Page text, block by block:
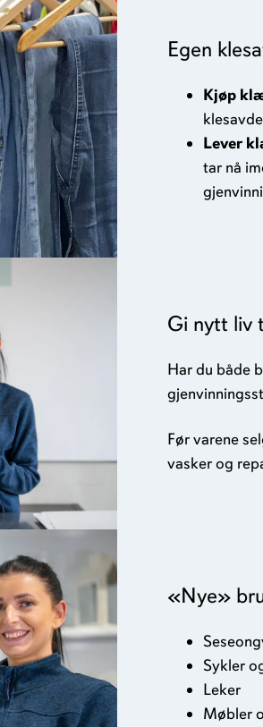
Egen
Kjøp
Lever
tar nå
Gi nytt liv
Har du både
Før varene
vasker og
«Nye»
Sykler
Leker
Møbler